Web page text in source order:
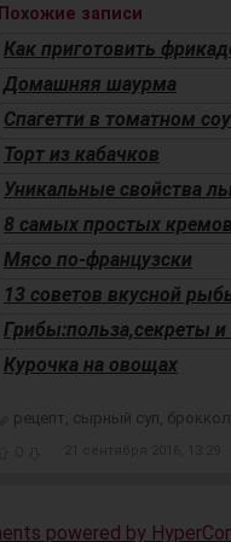
Похожие записи
Как приготовить
Домашняя шаурма
Спагетти в томатном
Торт из кабачков
Уникальные свойства
8 самых простых
Мясо по-французски
13 советов вкусной
Грибы:польза,секреты и
Курочка на овощах
рецепт, сырный суп,
powered by